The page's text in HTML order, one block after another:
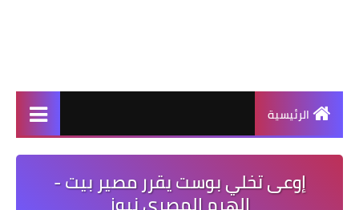
الرئيسية
إوعى تخلي بوست يقرر مصير بيت -